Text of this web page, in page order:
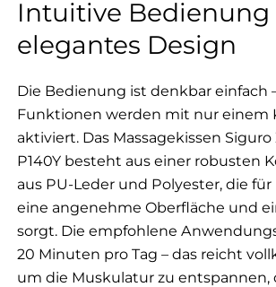
Intuitive Bedienung
elegantes Design
Die Bedienung ist denkbar einfach
Funktionen werden mit nur einem
aktiviert. Das Massagekissen
P140Y besteht aus einer robusten
aus PU-Leder und Polyester, die
eine angenehme Oberfläche und
sorgt. Die empfohlene
20 Minuten pro Tag – das reicht
um die Muskulatur zu entspannen,